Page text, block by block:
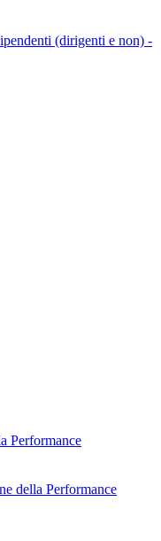
(dirigenti e non) -
Performance
della Performance